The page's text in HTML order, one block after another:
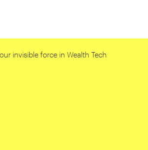
invisible force in Wealth Tech